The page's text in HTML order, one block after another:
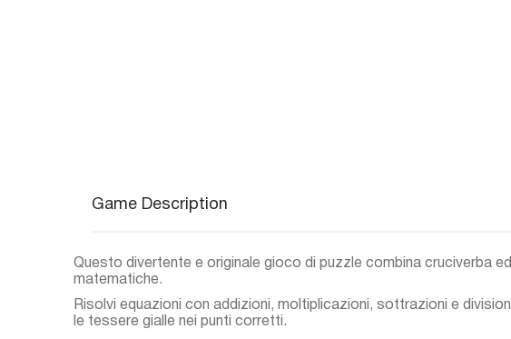
Game Description
Questo divertente e originale gioco di puzzle combina cruciverba ed
matematiche.
Risolvi equazioni con addizioni, moltiplicazioni, sottrazioni e
le tessere gialle nei punti corretti.